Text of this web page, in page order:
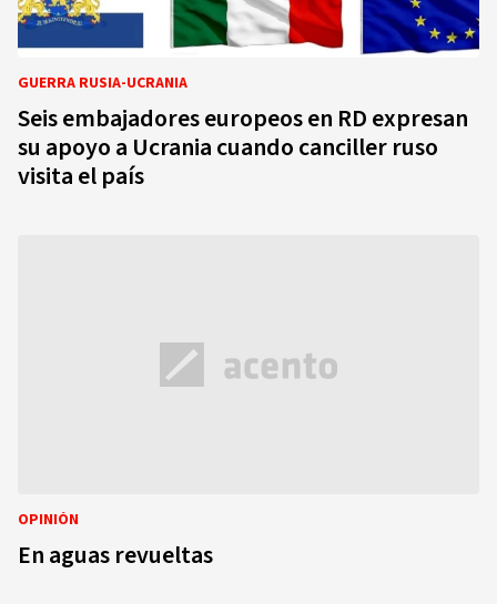
GUERRA RUSIA-UCRANIA
Seis embajadores europeos en RD expresan
su apoyo a Ucrania cuando canciller ruso
visita el país
OPINIÓN
En aguas revueltas